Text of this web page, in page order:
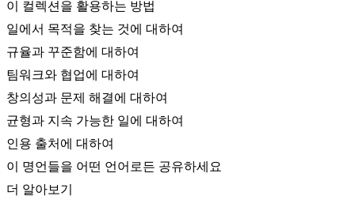
이 컬렉션을 활용하는 방법
일에서 목적을 찾는 것에 대하여
규율과 꾸준함에 대하여
팀워크와 협업에 대하여
창의성과 문제 해결에 대하여
균형과 지속 가능한 일에 대하여
인용 출처에 대하여
이 명언들을 어떤 언어로든 공유하세요
더 알아보기